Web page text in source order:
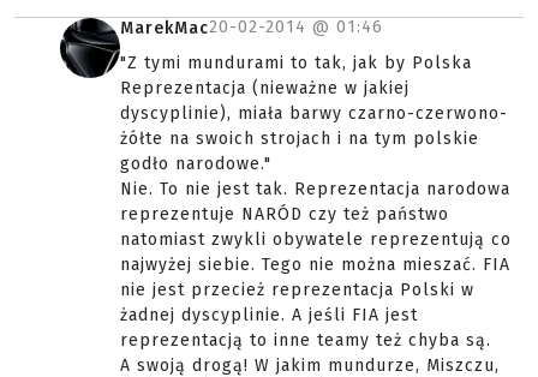
MarekMac20-02-2014 @ 01:46
"Z tymi mundurami to tak, jak by Polska
Reprezentacja (nieważne w jakiej
dyscyplinie), miała barwy czarno-czerwono-
żółte na swoich strojach i na tym polskie
godło narodowe."
Nie. To nie jest tak. Reprezentacja narodowa
reprezentuje NARÓD czy też państwo
natomiast zwykli obywatele reprezentują co
najwyżej siebie. Tego nie można mieszać. FIA
nie jest przecież reprezentacja Polski w
żadnej dyscyplinie. A jeśli FIA jest
reprezentacją to inne teamy też chyba są.
A swoją drogą! W jakim mundurze, Miszczu,